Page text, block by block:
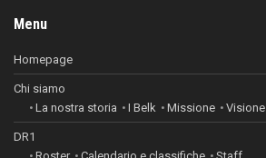
Menu
Homepage
Chi siamo
La nostra storia
I Belk Missione Visione
DR1